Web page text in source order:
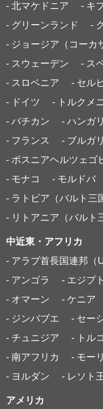
- 北マケドニア
- キ
- グリーンランド
-
- ジョージア（コーカ
- スウェーデン
- ス
- スロベニア
- セル
- ドイツ
- トルクメ
- バチカン
- ハンガ
- フランス
- ブルガ
- ボスニアヘルツェゴ
- モナコ
- モルドバ
- ラトビア（バルト三
- リトアニア（バルト
中近東・アフリカ
- アラブ首長国連邦（
- アンゴラ
- エジプト
- オマーン
- ケニア
- ジンバブエ
- セー
- チュニジア
- トルコ
- 南アフリカ
- モー
- ヨルダン
- レソト
アメリカ